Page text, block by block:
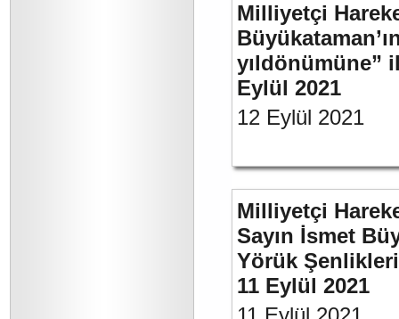
Milliyetçi
yıldönümüne”
Eylül 2021
12 Eylül 2021
Milliyetçi
Sayın İsmet
Yörük
11 Eylül 2021